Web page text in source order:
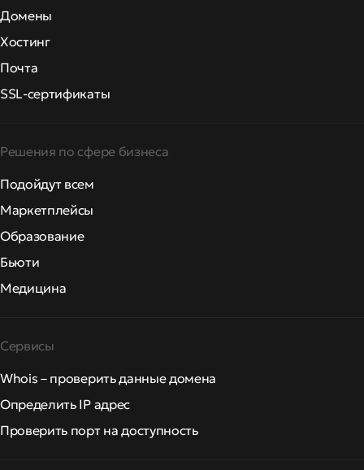
Домены
Хостинг
Почта
SSL-сертификаты
Решения по сфере бизнеса
Подойдут всем
Маркетплейсы
Образование
Бьюти
Медицина
Сервисы
Whois – проверить данные домена
Определить IP адрес
Проверить порт на доступность